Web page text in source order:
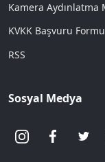
Kamera Aydınlatma
KVKK Başvuru Formu
RSS
Sosyal Medya